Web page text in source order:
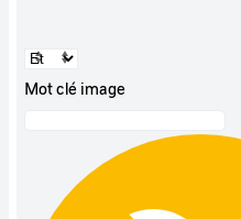
Mot clé image